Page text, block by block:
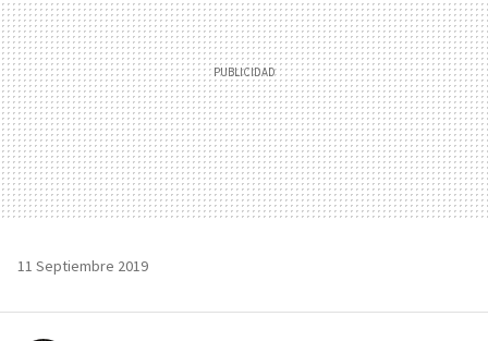
11 Septiembre 2019